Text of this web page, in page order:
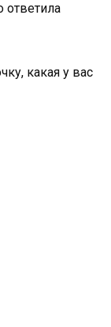
ответила
какая у вас